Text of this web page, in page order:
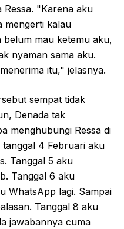
Ressa. "Karena aku
mengerti kalau
belum mau ketemu aku,
nyaman sama aku.
itu," jelasnya.
sempat tidak
Denada tak
menghubungi Ressa di
4 Februari aku
Tanggal 5 aku
Tanggal 6 aku
WhatsApp lagi. Sampai
Tanggal 8 aku
jawabannya cuma